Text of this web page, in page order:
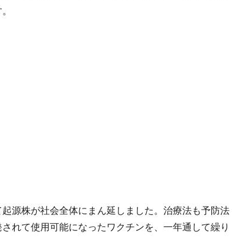
源株が社会全体にまん延しました。治療法も予防法
れて使用可能になったワクチンを、一年通して繰り